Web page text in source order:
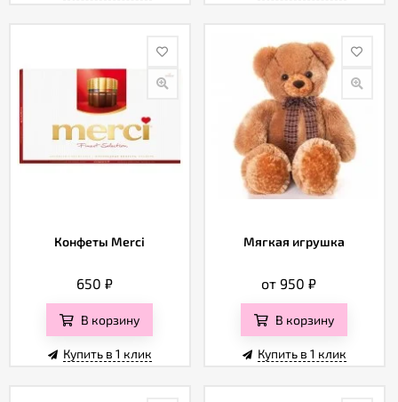
Конфеты Merci
650 ₽
В корзину
Купить в 1 клик
Мягкая игрушка
от 950₽
В корзину
Купить в 1 клик